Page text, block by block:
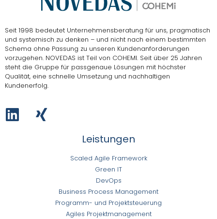
Seit 1998 bedeutet Unternehmensberatung für uns, pragmatisch
und systemisch zu denken – und nicht nach einem bestimmten
Schema ohne Passung zu unseren Kundenanforderungen
vorzugehen. NOVEDAS ist Teil von COHEMI. Seit über 25 Jahren
steht die Gruppe für passgenaue Lösungen mit höchster
Qualität, eine schnelle Umsetzung und nachhaltigen
Kundenerfolg.
Leistungen
Scaled Agile Framework
Green IT
DevOps
Business Process Management
Programm- und Projektsteuerung
Agiles Projektmanagement